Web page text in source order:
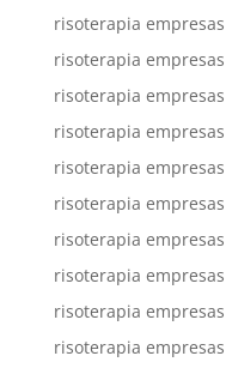
risoterapia empresas
risoterapia
risoterapia
risoterapia
risoterapia
risoterapia
risoterapia
risoterapia
risoterapia
risoterapia